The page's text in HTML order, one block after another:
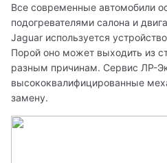
Все современные автомобили
подогревателями салона и
Jaguar используется
Порой оно может выходить из
разным причинам. Сервис ЛР-
высококвалифицированные
замену.